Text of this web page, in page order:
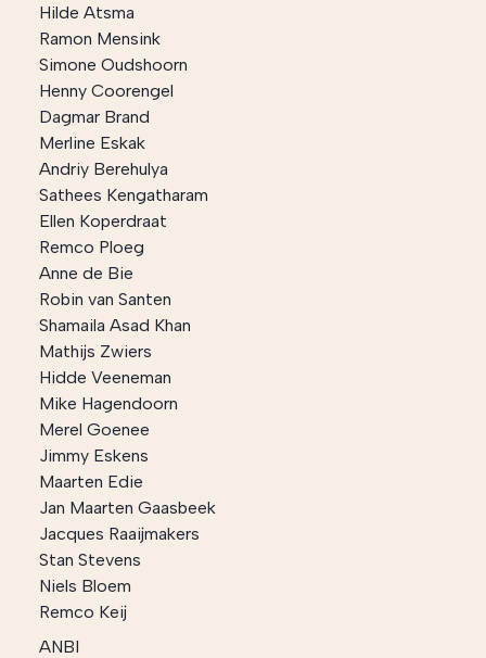
Hilde Atsma
Ramon Mensink
Simone Oudshoorn
Henny Coorengel
Dagmar Brand
Merline Eskak
Andriy Berehulya
Sathees Kengatharam
Ellen Koperdraat
Remco Ploeg
Anne de Bie
Robin van Santen
Shamaila Asad Khan
Mathijs Zwiers
Hidde Veeneman
Mike Hagendoorn
Merel Goenee
Jimmy Eskens
Maarten Edie
Jan Maarten Gaasbeek
Jacques Raaijmakers
Stan Stevens
Niels Bloem
Remco Keij
ANBI